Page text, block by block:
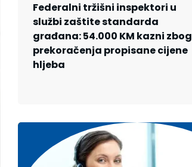
Federalni tržišni inspektori u
službi zaštite standarda
građana: 54.000 KM kazni zbog
prekoračenja propisane cijene
hljeba